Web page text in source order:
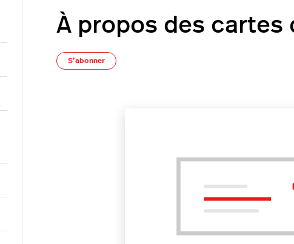
À propos des cartes
S’abonner